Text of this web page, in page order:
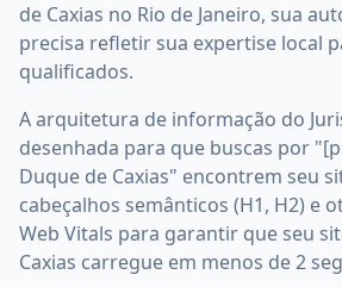
de Caxias no Rio de Janeiro, sua
precisa refletir sua expertise local
qualificados.
A arquitetura de informação do
desenhada para que buscas por
Duque de Caxias" encontrem seu
cabeçalhos semânticos (H1, H2) e
Web Vitals para garantir que seu
Caxias carregue em menos de 2